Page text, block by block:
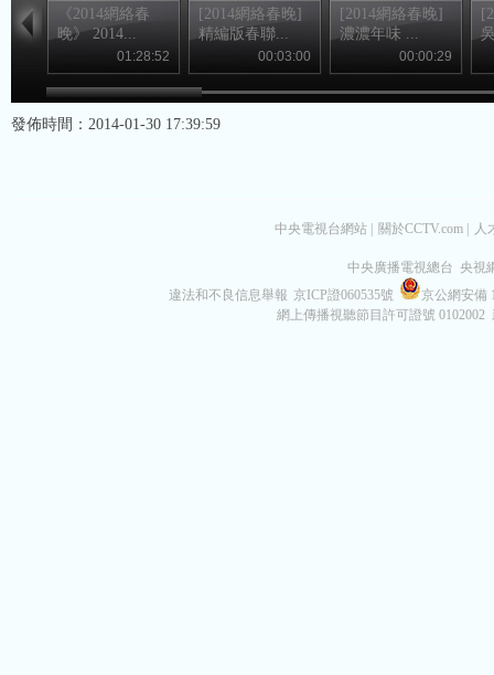
《2014網絡春
晚》 2014...
01:28:52
[2014網絡春晚]
精編版春聯...
00:03:00
[2014網絡春晚]
濃濃年味 ...
00:00:29
發佈時間：2014-01-30 17:39:59
中央電視台網站 關於CCTV.com 人
中央廣播電視總台 央視
違法和不良信息舉報 京ICP證060535號
京公網安備
網上傳播視聽節目許可證號 0102002